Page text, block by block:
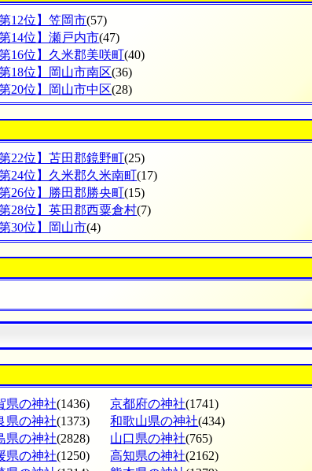
第12位】笠岡市(57)
第14位】瀬戸内市(47)
第16位】久米郡美咲町(40)
第18位】岡山市南区(36)
第20位】岡山市中区(28)
第22位】苫田郡鏡野町(25)
第24位】久米郡久米南町(17)
第26位】勝田郡勝央町(15)
第28位】英田郡西粟倉村(7)
第30位】岡山市(4)
県の神社(1436) 京都府の神社(1741)
県の神社(1373) 和歌山県の神社(434)
県の神社(2828) 山口県の神社(765)
県の神社(1250) 高知県の神社(2162)